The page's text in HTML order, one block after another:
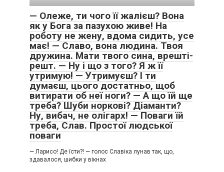
— Олеже, ти чого її жалієш? Вона
як у Бога за пазухою живе! На
роботу не жену, вдома сидить, усе
має! — Славо, вона людина. Твоя
дружина. Мати твого сина, врешті-
решт. — Ну і що з того? Я ж її
утримую! — Утримуєш? І ти
думаєш, цього достатньо, щоб
витирати об неї ноги? — А що їй ще
треба? Шуби норкові? Діаманти?
Ну, вибач, не олігарх! — Поваги їй
треба, Слав. Простої людської
поваги
— Ларисо! Де їсти?! — голос Славіка лунав так, що,
здавалося, шибки у вікнах